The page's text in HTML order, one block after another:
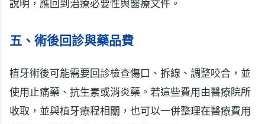
說明，應回到治療必要性與醫療文件。
五、術後回診與藥品費
植牙術後可能需要回診檢查傷口、拆線、調整咬合，並
使用止痛藥、抗生素或消炎藥。若這些費用由醫療院所
收取，並與植牙療程相關，也可以一併整理在醫療費用